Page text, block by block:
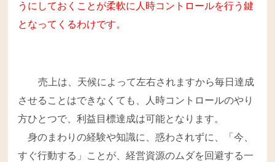
うにしておくことが柔軟に人時コントロールを行う鍵
となってくるわけです。
売上は、天候によって左右されますから毎日達成
させることはできなくても、人時コントロールのやり
方ひとつで、利益目標達成は可能となります。
身のまわりの経験や知識に、惑わされずに、「今、
すぐ行動する」ことが、経営資源のムダを回避する一